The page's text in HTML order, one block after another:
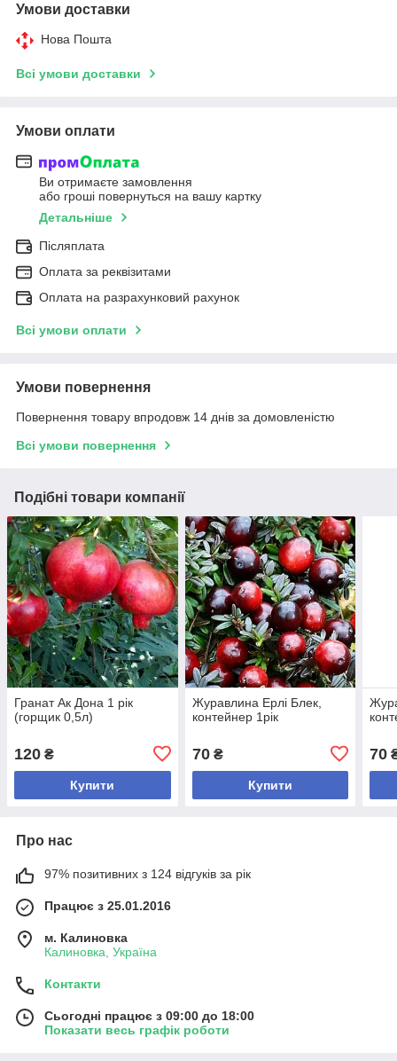
Умови доставки
Нова Пошта
Всі умови доставки
Умови оплати
Ви отримаєте замовлення
або гроші повернуться на вашу картку
Детальніше
Післяплата
Оплата за реквізитами
Оплата на разрахунковий рахунок
Всі умови оплати
Умови повернення
Повернення товару впродовж 14 днів за домовленістю
Всі умови повернення
Подібні товари компанії
Гранат Ак Дона 1 рік
(горщик 0,5л)
120 ₴
Купити
Журавлина Ерлі Блек,
контейнер 1рік
70₴
Купити
70
Про нас
97% позитивних з 124 відгуків за рік
Працює з 25.01.2016
м. Калиновка
Калиновка, Україна
Контакти
Сьогодні працює з 09:00 до 18:00
Показати весь графік роботи